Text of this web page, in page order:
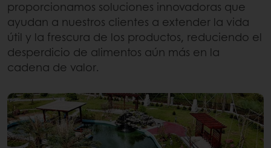
proporcionamos soluciones innovadoras que
ayudan a nuestros clientes a extender la vida
útil y la frescura de los productos, reduciendo el
desperdicio de alimentos aún más en la
cadena de valor.